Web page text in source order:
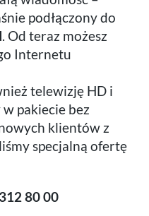
podłączony do
. Od teraz możesz
Internetu
telewizję HD i
pakiecie bez
klientów z
specjalną ofertę
80 00